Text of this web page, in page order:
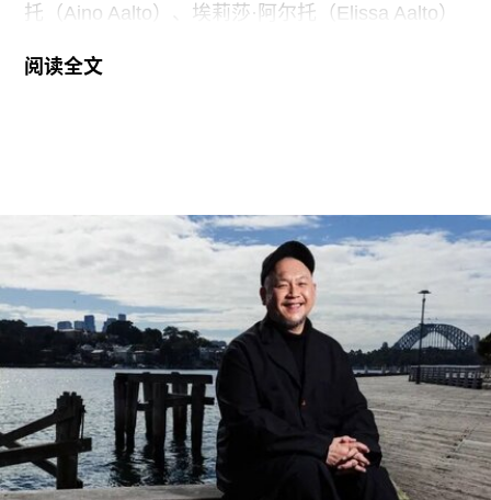
托（Aino Aalto）、埃莉莎·阿尔托（Elissa Aalto）
列入世界遗产名录。这组统称为“阿尔托作品”
年间设计完成的一系列建筑、社区开发项目及校园
空间，涵盖住宅、公共、市政、社区及文化建筑。
根据联合国教科文组织的说明，这些作品展现了“以
人为本、因地制宜且富有同理心的设计理念，体现
了芬兰对现代建筑的重要贡献”。
入选项目中最早期的代表作之一是位于赫尔辛基的
“阿尔瓦·阿尔托之家”（Aalto House，1936），由
阿尔瓦·阿尔托与其妻子艾诺·阿尔托共同设计，作
为两人的私人住宅。在13项作品中，有5项位于芬
阅读全文